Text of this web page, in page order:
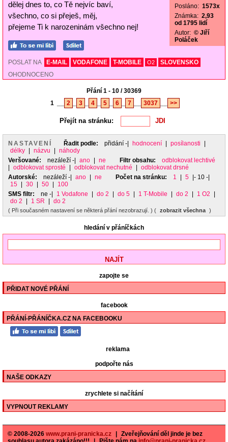
dělej dnes to, co Tě nejvíc baví,
všechno, co si přeješ, měj,
přejeme Ti k narozeninám všechno nej!
Posláno: 1573x
Známka: 2,93
od 1795 lidí
Autor: © Jiří
Poláček
POSLAT NA E-MAIL VODAFONE T-MOBILE O2
SLOVENSKO
OHODNOCENO
Přání 1 - 10 / 30369
1
2 3 4 5 6 7 3037 >>
Přejít na stránku:
NASTAVENÍ Řadit podle: přidání -| hodnocení posílanosti
délky
názvu
náhody
Veršované:
nezáleží -| ano ne Filtr obsahu:
odblokovat lechtivé
odblokovat sprosté odblokovat nechutné
odblokovat drsné
Autorské:
nezáleží -| ano ne Počet na stránku: 1 5
|- 10 -|
15
30 50
100
SMS filtr:
ne -| 1 Vodafone do 2 do 5 1 T-Mobile do 2 1 O2
do 2
1 SR do 2
( Při současném nastavení se některá přání nezobrazují. ) ( zobrazit všechna )
hledání v přáníčkách
zapojte se
PŘIDAT NOVÉ PŘÁNÍ
facebook
PŘÁNÍ-PŘÁNÍČKA.CZ NA FACEBOOKU
reklama
podpořte nás
NAŠE ODKAZY
zrychlete si načítání
VYPNOUT REKLAMY
© 2008-2026 www.prani-pranicka.cz
Zveřejňování děl jinde je bez